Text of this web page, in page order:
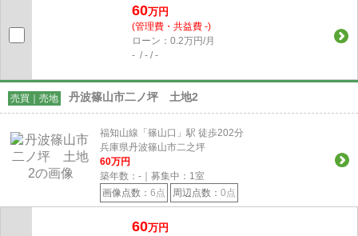
60万円
(管理費・共益費 -)
ローン：0.2万円/月
- / - / -
売買｜売地 丹波篠山市二ノ坪 土地2
福知山線「篠山口」駅 徒歩202分
兵庫県丹波篠山市二之坪
60万円
築年数：-｜募集中： 1室
画像点数： 6点 周辺点数： 0点
60万円